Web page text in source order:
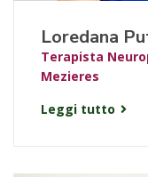
Loredana
Terapista
Mezieres
Leggi tutto